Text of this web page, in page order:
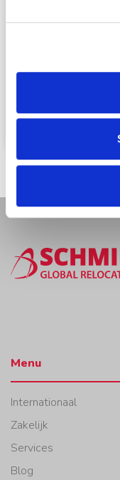
CV
Menu
Internationaal
Zakelijk
Services
Blog